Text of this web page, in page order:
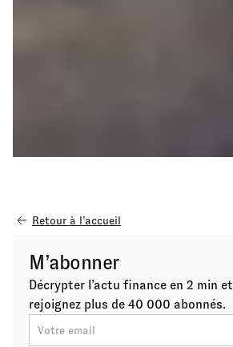
Retour à l’accueil
M’abonner
Décrypter l’actu finance en 2 min et
rejoignez plus de 40 000 abonnés.